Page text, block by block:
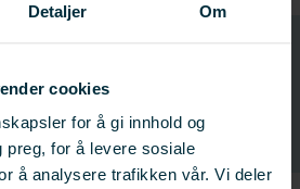
Detaljer Om
cookies
for å gi innhold og
preg, for å levere sosiale
å analysere trafikken vår. Vi deler